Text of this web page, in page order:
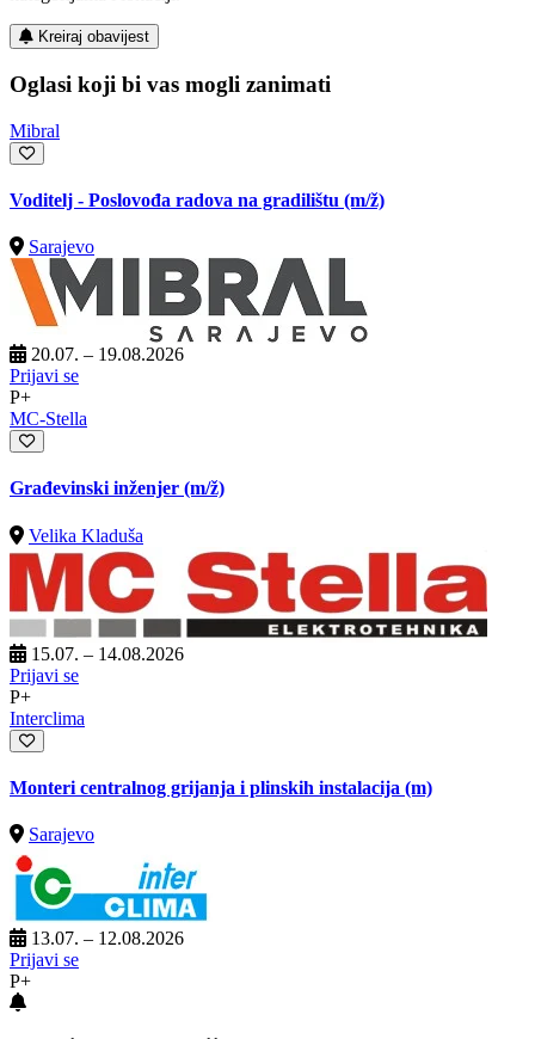
Kreiraj obavijest
Oglasi koji bi vas mogli zanimati
Mibral
Voditelj - Poslovođa radova na gradilištu (m/ž)
Sarajevo
20.07. – 19.08.2026
Prijavi se
P+
MC-Stella
Građevinski inženjer (m/ž)
Velika Kladuša
15.07. – 14.08.2026
Prijavi se
P+
Interclima
Monteri centralnog grijanja i plinskih instalacija (m)
Sarajevo
13.07. – 12.08.2026
Prijavi se
P+